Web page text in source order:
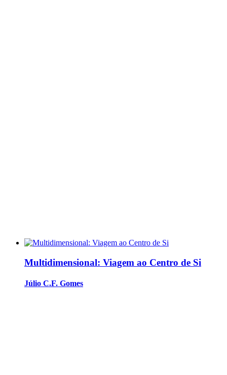
Multidimensional: Viagem ao Centro de Si
Júlio C.F. Gomes